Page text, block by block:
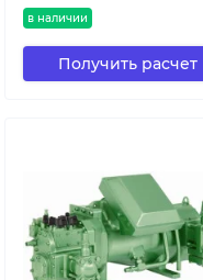
в наличии
Получить расчет